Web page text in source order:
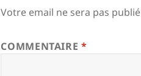
Votre email ne sera pas publié
COMMENTAIRE*